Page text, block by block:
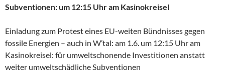
Subventionen: um 12:15 Uhr am Kasinokreisel
Einladung zum Protest eines EU-weiten Bündnisses gegen
fossile Energien – auch in W’tal: am 1.6. um 12:15 Uhr am
Kasinokreisel: für umweltschonende Investitionen anstatt
weiter umweltschädliche Subventionen